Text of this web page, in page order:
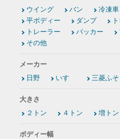
ウイング
バン 冷凍車
平ボディー
ダンプ
トレーラー
パッカー
その他
メーカー
日野
いすゞ 三菱ふそ
大きさ
２トン
４トン 増トン
ボディー幅